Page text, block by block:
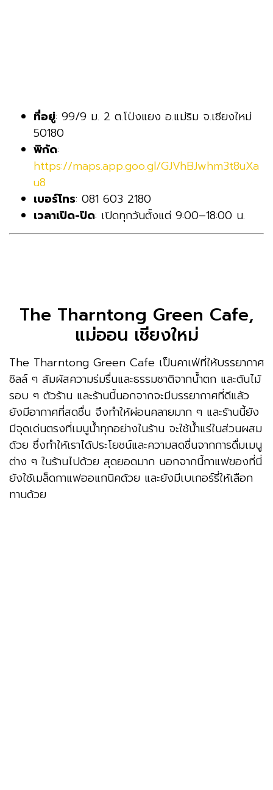
ที่อยู่: 99/9 ม. 2 ต.โป่งแยง อ.แม่ริม จ.เชียงใหม่
50180
พิกัด:
https://maps.app.goo.gl/GJVhBJwhm3t8uXa
u8
เบอร์โทร: 081 603 2180
เวลาเปิด-ปิด: เปิดทุกวันตั้งแต่ 9:00–18:00 น.
The Tharntong Green Cafe,
แม่ออน เชียงใหม่
The Tharntong Green Cafe เป็นคาเฟ่ที่ให้บรรยากาศ
ชิลล์ ๆ สัมผัสความร่มรื่นและธรรมชาติจากน้ำตก และต้นไม้
รอบ ๆ ตัวร้าน และร้านนี้นอกจากจะมีบรรยากาศที่ดีแล้ว
ยังมีอากาศที่สดชื่น จึงทำให้ผ่อนคลายมาก ๆ และร้านนี้ยัง
มีจุดเด่นตรงที่เมนูน้ำทุกอย่างในร้าน จะใช้น้ำแร่ในส่วนผสม
ด้วย ซึ่งทำให้เราได้ประโยชน์และความสดชื่นจากการดื่มเมนู
ต่าง ๆ ในร้านไปด้วย สุดยอดมาก นอกจากนี้กาแฟของที่นี่
ยังใช้เมล็ดกาแฟออแกนิคด้วย และยังมีเบเกอร์รี่ให้เลือก
ทานด้วย